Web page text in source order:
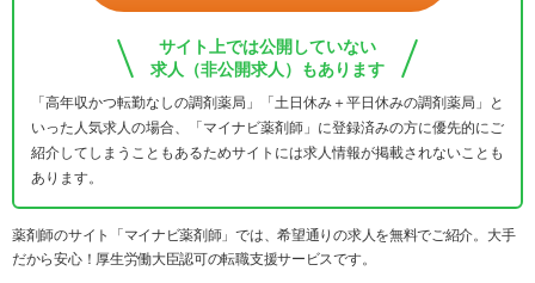
サイト上では公開していない
求人（非公開求人）もあります
「高年収かつ転勤なしの調剤薬局」「土日休み＋平日休みの調剤薬局」と
いった人気求人の場合、「マイナビ薬剤師」に登録済みの方に優先的にご
紹介してしまうこともあるためサイトには求人情報が掲載されないことも
あります。
薬剤師のサイト「マイナビ薬剤師」では、希望通りの求人を無料でご紹介。大手
だから安心！厚生労働大臣認可の転職支援サービスです。